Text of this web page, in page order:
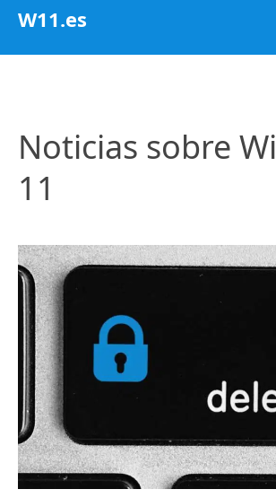
Saltar
W11.es
Noticias sobre
11